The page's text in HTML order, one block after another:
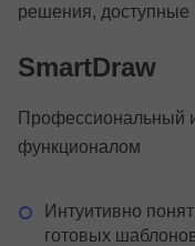
решения, доступные
SmartDraw
Профессиональный
функционалом
Интуитивно
готовых